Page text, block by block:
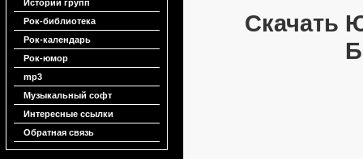
Истории групп
Рок-библиотека
Рок-календарь
Рок-юмор
mp3
Музыкальный софт
Интересные ссылки
Обратная связь
Скачать